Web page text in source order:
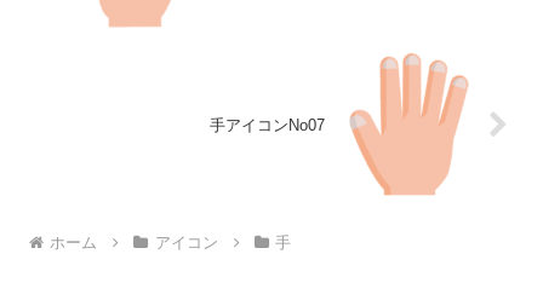
手アイコンNo07
ホーム アイコン 手